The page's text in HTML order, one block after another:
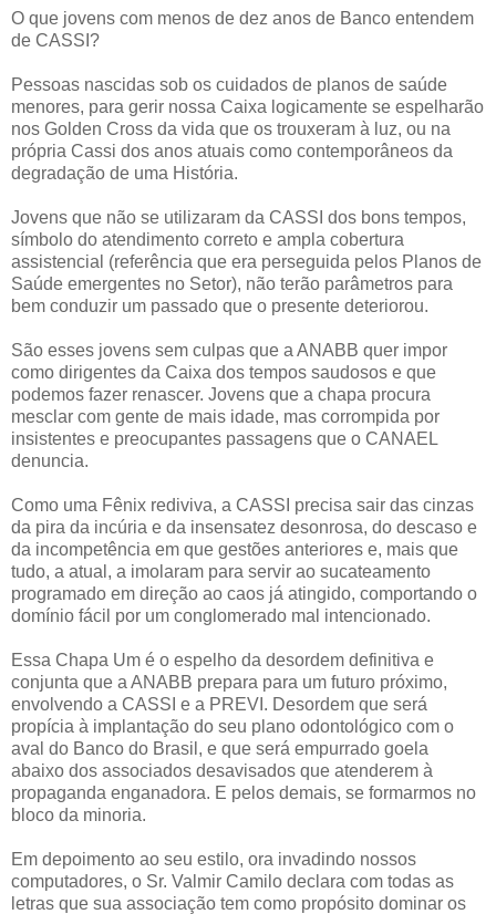
O que jovens com menos de dez anos de Banco entendem
de CASSI?
Pessoas nascidas sob os cuidados de planos de saúde
menores, para gerir nossa Caixa logicamente se espelharão
nos Golden Cross da vida que os trouxeram à luz, ou na
própria Cassi dos anos atuais como contemporâneos da
degradação de uma História.
Jovens que não se utilizaram da CASSI dos bons tempos,
símbolo do atendimento correto e ampla cobertura
assistencial (referência que era perseguida pelos Planos de
Saúde emergentes no Setor), não terão parâmetros para
bem conduzir um passado que o presente deteriorou.
São esses jovens sem culpas que a ANABB quer impor
como dirigentes da Caixa dos tempos saudosos e que
podemos fazer renascer. Jovens que a chapa procura
mesclar com gente de mais idade, mas corrompida por
insistentes e preocupantes passagens que o CANAEL
denuncia.
Como uma Fênix rediviva, a CASSI precisa sair das cinzas
da pira da incúria e da insensatez desonrosa, do descaso e
da incompetência em que gestões anteriores e, mais que
tudo, a atual, a imolaram para servir ao sucateamento
programado em direção ao caos já atingido, comportando o
domínio fácil por um conglomerado mal intencionado.
Essa Chapa Um é o espelho da desordem definitiva e
conjunta que a ANABB prepara para um futuro próximo,
envolvendo a CASSI e a PREVI. Desordem que será
propícia à implantação do seu plano odontológico com o
aval do Banco do Brasil, e que será empurrado goela
abaixo dos associados desavisados que atenderem à
propaganda enganadora. E pelos demais, se formarmos no
bloco da minoria.
Em depoimento ao seu estilo, ora invadindo nossos
computadores, o Sr. Valmir Camilo declara com todas as
letras que sua associação tem como propósito dominar os